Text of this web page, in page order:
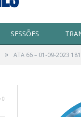
SESSÕES
» ATA 66 – 01-09-2023 181
0